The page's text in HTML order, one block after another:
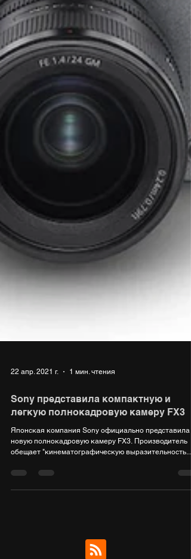
22 апр. 2021 г. 1 мин. чтения
легкую полнокадровую камеру FX3
Японская компания Sony официально представила
обещает "кинематографическую выразительность...